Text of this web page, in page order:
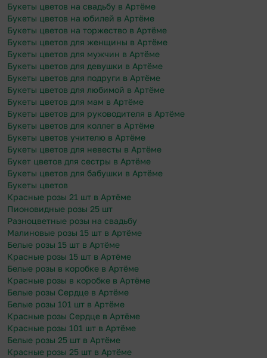
Букеты цветов на свадьбу в Артёме
Букеты цветов на юбилей в Артёме
Букеты цветов на торжество в Артёме
Букеты цветов для женщины в Артёме
Букеты цветов для мужчин в Артёме
Букеты цветов для девушки в Артёме
Букеты цветов для подруги в Артёме
Букеты цветов для любимой в Артёме
Букеты цветов для мам в Артёме
Букеты цветов для руководителя в Артёме
Букеты цветов для коллег в Артёме
Букеты цветов учителю в Артёме
Букеты цветов для невесты в Артёме
Букет цветов для сестры в Артёме
Букеты цветов для бабушки в Артёме
Букеты цветов
Красные розы 21 шт в Артёме
Пионовидные розы 25 шт
Разноцветные розы на свадьбу
Малиновые розы 15 шт в Артёме
Белые розы 15 шт в Артёме
Красные розы 15 шт в Артёме
Белые розы в коробке в Артёме
Красные розы в коробке в Артёме
Белые розы Сердце в Артёме
Белые розы 101 шт в Артёме
Красные розы Сердце в Артёме
Красные розы 101 шт в Артёме
Белые розы 25 шт в Артёме
Красные розы 25 шт в Артёме